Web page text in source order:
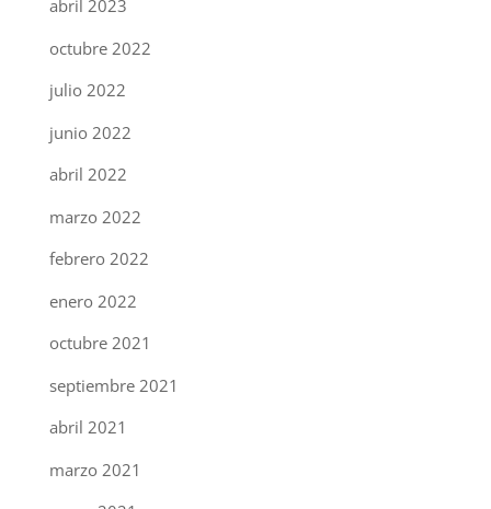
abril 2023
octubre 2022
julio 2022
junio 2022
abril 2022
marzo 2022
febrero 2022
enero 2022
octubre 2021
septiembre 2021
abril 2021
marzo 2021